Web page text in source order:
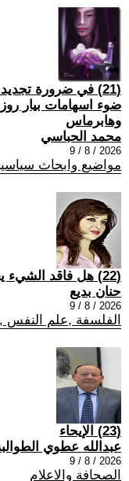
(21) في ضرورة
ضوء اسهامات بيار
وهابرماس
محمد الحباسي
2026 / 8 / 9
مواضيع وابحاث
(22) هل فاقد الشيء يعطيه؟
حنان بديع
2026 / 8 / 9
الفلسفة ,علم النفس ,
(23) الإيحاء
عبدالله عطوي
2026 / 8 / 9
الصحافة والاعلام